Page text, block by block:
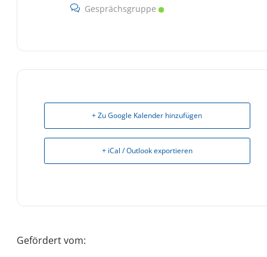
Gesprächsgruppe
+ Zu Google Kalender hinzufügen
+ iCal / Outlook exportieren
Gefördert vom: